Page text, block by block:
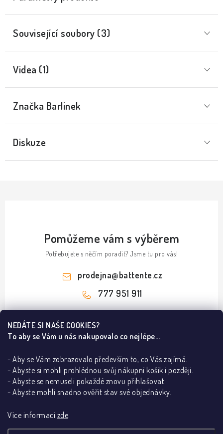
NEDÁTE SI NAŠE COOKIES?
To aby se Vám u nás nakupovalo co nejlépe...
- Aby se Vám zobrazovalo především to, co Vás zajímá.
- Abyste si mohli prohlédnou svůj nákupní košík i později.
- Abyste se nemuseli pokaždé znovu přihlašovat.
- Abyste mohli snadno ověřit stav své objednávky.
Více informací zde.
Související soubory (3)
Videa (1)
Značka Barlinek
Diskuze
Pomůžeme vám s výběrem
Potřebujete s něčím poradit? Jsme tu pro vás!
prodejna@battente.cz
777 951 911
Z
Informace pro vás
B2B
REALIZACE
Kontakty
Proč s námi
Vrácení, výměna zboží
Ze světa dveří a podlah
Olej nebo lak na dřevěnou podlahu?
Dřevěné podlahy v Praze – ESCO a BARLINEK
Lakované dveře dle RAL dodají interiéru eleganci
Za pár korun DVEŘE vystřelené do VESMÍRU!
Poradna
Jak poznám pravé a levé dveře
Showroom BATTENTE